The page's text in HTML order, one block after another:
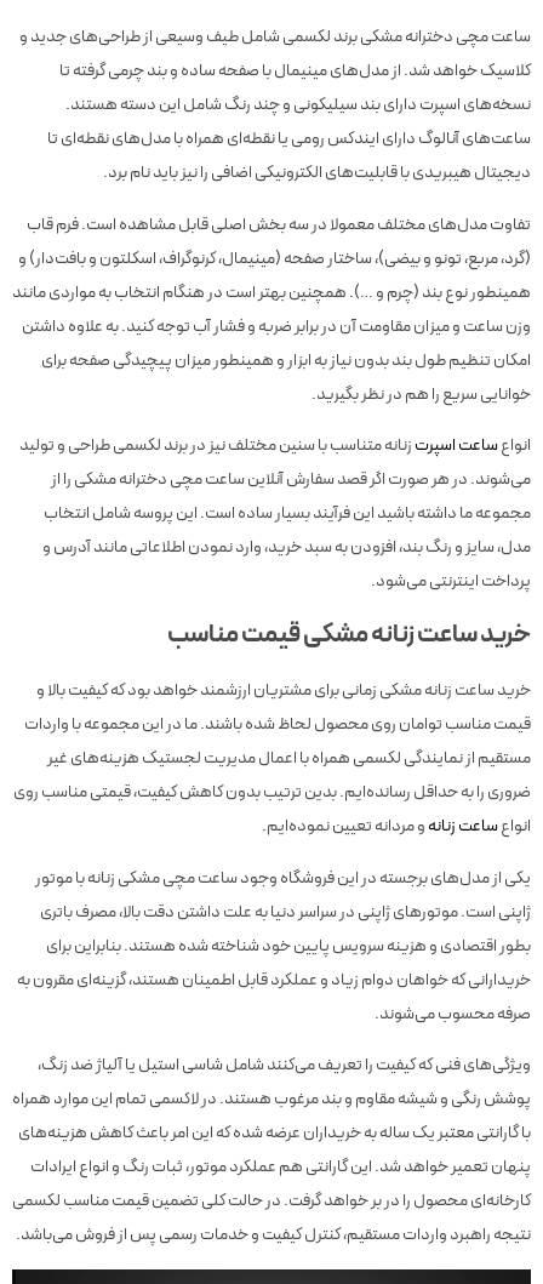
ساعت مچی دخترانه مشکی برند لکسمی شامل طیف وسیعی از طراحی‌های جدید و
کلاسیک خواهد شد. از مدل‌های مینیمال با صفحه ساده و بند چرمی گرفته تا
نسخه‌های اسپرت دارای بند سیلیکونی و چند رنگ شامل این دسته هستند.
ساعت‌های آنالوگ دارای ایندکس رومی یا نقطه‌ای همراه با مدل‌های نقطه‌ای تا
دیجیتال هیبریدی با قابلیت‌های الکترونیکی اضافی را نیز باید نام برد.
تفاوت مدل‌های مختلف معمولا در سه بخش اصلی قابل مشاهده است. فرم قاب
(گرد، مربع، تونو و بیضی)، ساختار صفحه (مینیمال، کرنوگراف، اسکلتون و بافت‌دار) و
همینطور نوع بند (چرم و …). همچنین بهتر است در هنگام انتخاب به مواردی مانند
وزن ساعت و میزان مقاومت آن در برابر ضربه و فشار آب توجه کنید. به علاوه داشتن
امکان تنظیم طول بند بدون نیاز به ابزار و همینطور میزان پیچیدگی صفحه برای
خوانایی سریع را هم در نظر بگیرید.
انواعساعت اسپرتزنانه متناسب با سنین مختلف نیز در برند لکسمی طراحی و تولید
می‌شوند. در هر صورت اگر قصد سفارش آنلاین ساعت مچی دخترانه مشکی را از
مجموعه ما داشته باشید این فرآیند بسیار ساده است. این پروسه شامل انتخاب
مدل، سایز و رنگ بند، افزودن به سبد خرید، وارد نمودن اطلاعاتی مانند آدرس و
پرداخت اینترنتی می‌شود.
خرید ساعت زنانه مشکی قیمت مناسب
خرید ساعت زنانه مشکی زمانی برای مشتریان ارزشمند خواهد بود که کیفیت بالا و
قیمت مناسب توامان روی محصول لحاظ شده باشند. ما در این مجموعه با واردات
مستقیم از نمایندگی لکسمی همراه با اعمال مدیریت لجستیک هزینه‌های غیر
ضروری را به حداقل رسانده‌ایم. بدین ترتیب بدون کاهش کیفیت، قیمتی مناسب روی
انواعساعت زنانهو مردانه تعیین نموده‌ایم.
یکی از مدل‌های برجسته در این فروشگاه وجود ساعت مچی مشکی زنانه با موتور
ژاپنی است. موتورهای ژاپنی در سراسر دنیا به علت داشتن دقت بالا، مصرف باتری
بطور اقتصادی و هزینه سرویس پایین خود شناخته شده هستند. بنابراین برای
خریدارانی که خواهان دوام زیاد و عملکرد قابل اطمینان هستند، گزینه‌ای مقرون به
صرفه محسوب می‌شوند.
ویژگی‌های فنی که کیفیت را تعریف می‌کنند شامل شاسی استیل یا آلیاژ ضد زنگ،
پوشش رنگی و شیشه مقاوم و بند مرغوب هستند. در لاکسمی تمام این موارد همراه
با گارانتی معتبر یک ساله به خریداران عرضه شده که این امر باعث کاهش هزینه‌های
پنهان تعمیر خواهد شد. این گارانتی هم عملکرد موتور، ثبات رنگ و انواع ایرادات
کارخانه‌ای محصول را در بر خواهد گرفت. در حالت کلی تضمین قیمت مناسب لکسمی
نتیجه راهبرد واردات مستقیم، کنترل کیفیت و خدمات رسمی پس از فروش می‌باشد.